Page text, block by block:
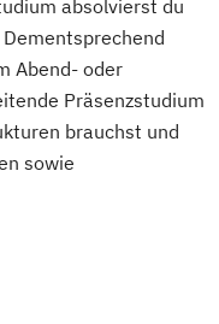
Film
absolvierst du
Abend- oder
Präsenzstudium
brauchst und
sowie